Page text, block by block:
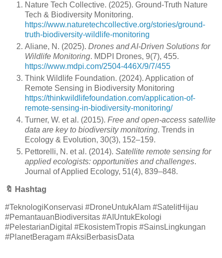
Nature Tech Collective. (2025). Ground-Truth Nature
Tech & Biodiversity Monitoring.
https://www.naturetechcollective.org/stories/ground-
truth-biodiversity-wildlife-monitoring
Aliane, N. (2025). Drones and AI-Driven Solutions for
Wildlife Monitoring. MDPI Drones, 9(7), 455.
https://www.mdpi.com/2504-446X/9/7/455
Think Wildlife Foundation. (2024). Application of
Remote Sensing in Biodiversity Monitoring
https://thinkwildlifefoundation.com/application-of-
remote-sensing-in-biodiversity-monitoring/
Turner, W. et al. (2015). Free and open-access satellite
data are key to biodiversity monitoring. Trends in
Ecology & Evolution, 30(3), 152–159.
Pettorelli, N. et al. (2014). Satellite remote sensing for
applied ecologists: opportunities and challenges.
Journal of Applied Ecology, 51(4), 839–848.
🔖 Hashtag
#TeknologiKonservasi #DroneUntukAlam #SatelitHijau
#PemantauanBiodiversitas #AIUntukEkologi
#PelestarianDigital #EkosistemTropis #SainsLingkungan
#PlanetBeragam #AksiBerbasisData